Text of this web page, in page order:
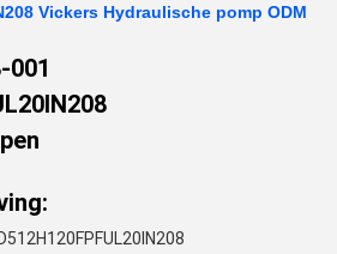
Vickers Hydraulische pomp ODM
001